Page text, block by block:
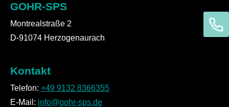
GOHR-SPS
Montrealstraße 2
D-91074 Herzogenaurach
Kontakt
Telefon: +49 9132 8366355
E-Mail: info@gohr-sps.de